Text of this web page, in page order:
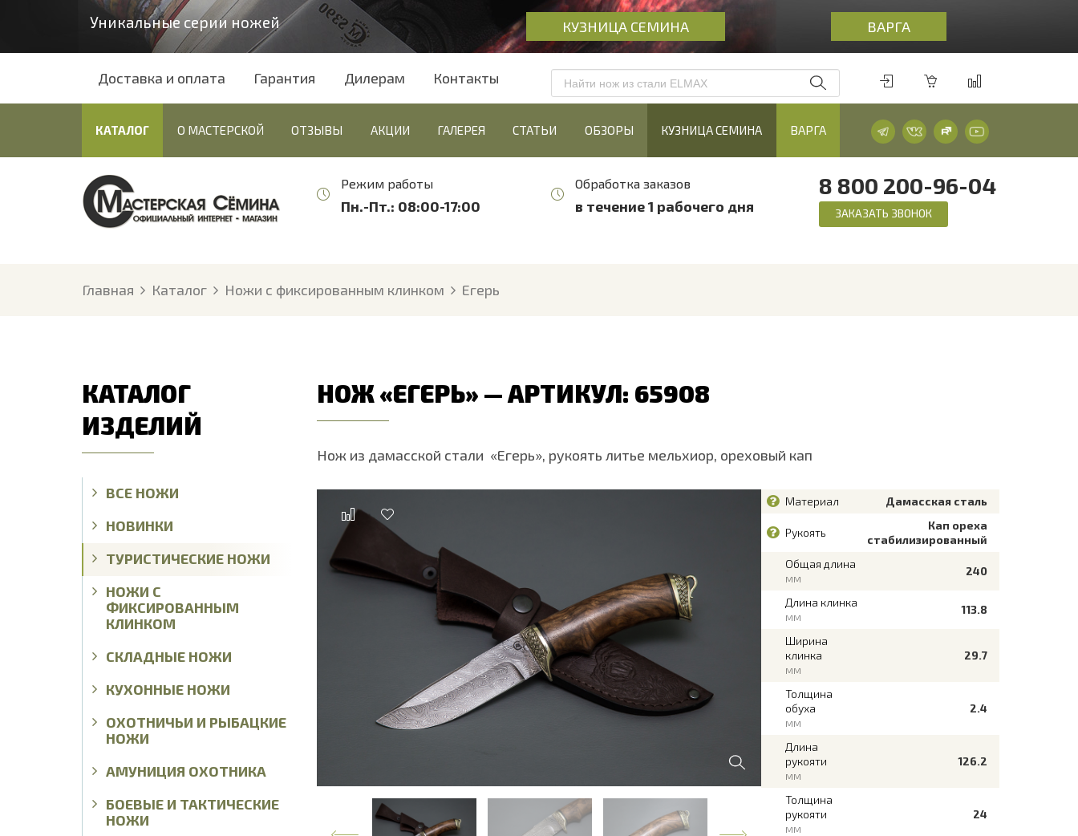
Уникальные серии ножей КУЗНИЦА СЕМИНА ВАРГА
Доставка и оплата Гарантия Дилерам Контакты
КАТАЛОГ О МАСТЕРСКОЙ ОТЗЫВЫ АКЦИИ ГАЛЕРЕЯ СТАТЬИ ОБЗОРЫ КУЗНИЦА СЕМИНА ВАРГА
Режим работы
Пн.-Пт.: 08:00-17:00
Обработка заказов
в течение 1 рабочего дня
8 800 200-96-04
ЗАКАЗАТЬ ЗВОНОК
Главная Каталог Ножи с фиксированным клинком Егерь
НОЖ «ЕГЕРЬ» — АРТИКУЛ: 65908
Нож из дамасской стали «Егерь», рукоять литье мельхиор, ореховый кап
Материал Дамасская сталь
Рукоять
Кап ореха
стабилизированный
Общая длина
мм
240
Длина клинка
мм
113.8
Ширина
клинка
мм
29.7
Толщина
обуха
мм
2.4
Длина
рукояти
мм
126.2
Толщина
рукояти
мм
24
КАТАЛОГ
ИЗДЕЛИЙ
ВСЕ НОЖИ
НОВИНКИ
ТУРИСТИЧЕСКИЕ НОЖИ
НОЖИ С
ФИКСИРОВАННЫМ
КЛИНКОМ
СКЛАДНЫЕ НОЖИ
КУХОННЫЕ НОЖИ
ОХОТНИЧЬИ И РЫБАЦКИЕ
НОЖИ
АМУНИЦИЯ ОХОТНИКА
БОЕВЫЕ И ТАКТИЧЕСКИЕ
НОЖИ